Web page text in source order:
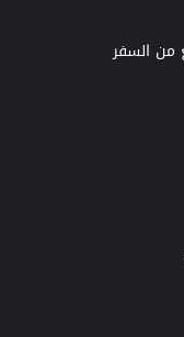
من السفر